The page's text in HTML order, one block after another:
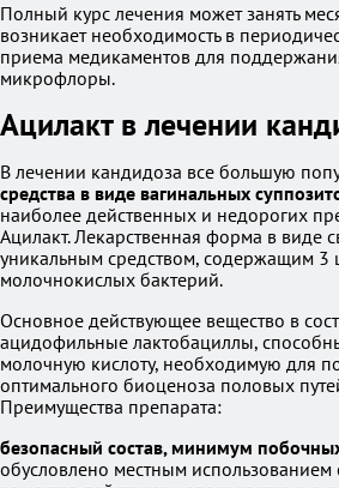
Полный курс лечения может занять
возникает необходимость в
приема медикаментов для
микрофлоры.
Ацилакт в лечении
В лечении кандидоза все большую
средства в виде вагинальных
наиболее действенных и недорогих
Ацилакт. Лекарственная форма в виде
уникальным средством, содержащим 3
молочнокислых бактерий.
Основное действующее вещество в
ацидофильные лактобациллы,
молочную кислоту, необходимую для
оптимального биоценоза половых
Преимущества препарата:
безопасный состав, минимум
обусловлено местным использованием